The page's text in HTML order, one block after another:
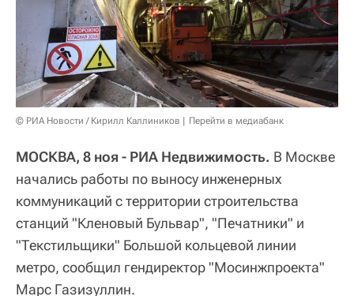
© РИА Новости / Кирилл Каллиников Перейти в медиабанк
МОСКВА, 8 ноя - РИА Недвижимость. В Москве
начались работы по выносу инженерных
коммуникаций с территории строительства
станций "Кленовый Бульвар", "Печатники" и
"Текстильщики" Большой кольцевой линии
метро, сообщил гендиректор "Мосинжпроекта"
Марс Газизуллин.